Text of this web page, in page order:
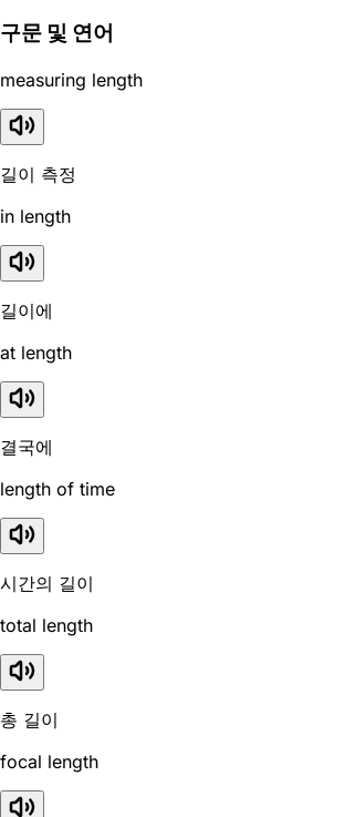
구문 및 연어
measuring length
길이 측정
in length
길이에
at length
결국에
length of time
시간의 길이
total length
총 길이
focal length